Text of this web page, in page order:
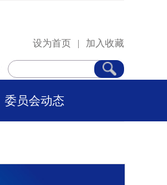
设为首页 | 加入收藏
委员会动态